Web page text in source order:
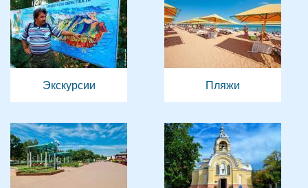
Экскурсии Пляжи